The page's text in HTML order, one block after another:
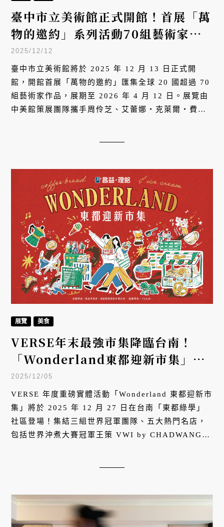
臺中市立美術館正式開館！首展「萬
物的邀約」系列活動70組藝術家、
主題座談與工作坊，6大亮點全解析
2025/12/12
臺中市立美術館將於 2025 年 12 月 13 日正式開
館，開館首展「萬物的邀約」匯集全球 20 國超過 70
組藝術家作品，展期至 2026 年 4 月 12 日。展覽由
中美館策展團隊攜手周伶芝、艾蕾娜・克萊爾・費爾
化記憶，開啟一場關於人與環境關係的跨世代、跨文
化探索。
展覽 美食
VERSE年末最強市集降臨台南！
「Wonderland東都迎新市集」集
結三組世界冠軍、五大名店，開啟你
的Wonderland探索之旅
2025/12/05
VERSE 年度重磅實體活動「Wonderland 東都迎新市
集」將於 2025 年 12 月 27 日在台南「東都綠學」
社區登場！集結三組世界冠軍團隊、五大熱門名店，
包括世界沖煮大賽冠軍王策 VWI by CHADWANG、
選物，以「Wonderland 奇幻小鎮」為概念，邀請民
眾一同開啟 2026 新希望。